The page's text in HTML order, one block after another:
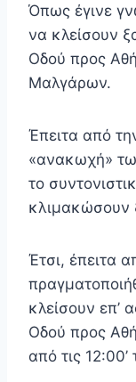
Όπως έγινε
να κλείσουν
Οδού προς
Μαλγάρων.
Έπειτα από
«ανακωχή»
το
κλιμακώσουν
Έτσι, έπειτα
κλείσουν επ’
Οδού προς
από τις